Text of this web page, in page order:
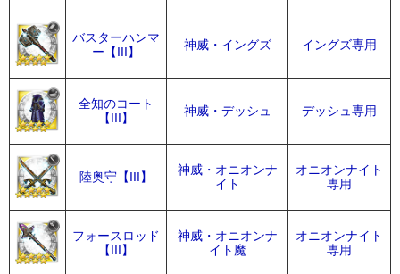
バスターハンマ
ー【III】
神威・イングズ イングズ専用
全知のコート
【III】
神威・デッシュ デッシュ専用
陸奥守【III】
神威・オニオンナ
イト
オニオンナイト
専用
フォースロッド
【III】
神威・オニオンナ
イト魔
オニオンナイト
専用